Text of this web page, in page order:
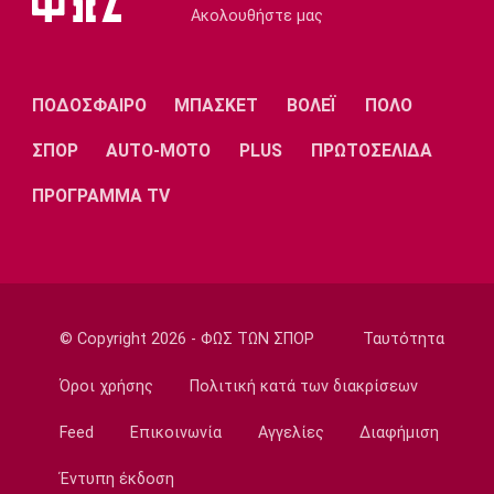
Ιωνικός: Ενισχύθηκε με τον Παγώνη
Super League 1
που σε αμφισβήτησαν» (vid)
ΑΕΛ: Πήρε τον Τσιγγάρα
Ακολουθήστε μας
ΠΟΔΟΣΦΑΙΡΟ ΜΠΑΣΚΕΤ ΒΟΛΕΪ ΠΟΛΟ
ΣΠΟΡ AUTO-MOTO PLUS ΠΡΩΤΟΣΕΛΙΔΑ
ΠΡΟΓΡΑΜΜΑ TV
© Copyright 2026 - ΦΩΣ ΤΩΝ ΣΠΟΡ Ταυτότητα
Όροι χρήσης Πολιτική κατά των διακρίσεων
Feed Επικοινωνία Αγγελίες Διαφήμιση
Έντυπη έκδοση